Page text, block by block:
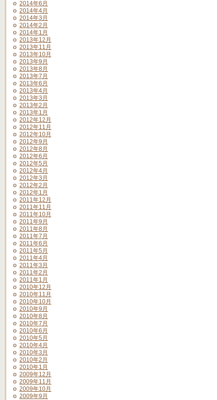
2014年6月
2014年4月
2014年3月
2014年2月
2014年1月
2013年12月
2013年11月
2013年10月
2013年9月
2013年8月
2013年7月
2013年6月
2013年4月
2013年3月
2013年2月
2013年1月
2012年12月
2012年11月
2012年10月
2012年9月
2012年8月
2012年6月
2012年5月
2012年4月
2012年3月
2012年2月
2012年1月
2011年12月
2011年11月
2011年10月
2011年9月
2011年8月
2011年7月
2011年6月
2011年5月
2011年4月
2011年3月
2011年2月
2011年1月
2010年12月
2010年11月
2010年10月
2010年9月
2010年8月
2010年7月
2010年6月
2010年5月
2010年4月
2010年3月
2010年2月
2010年1月
2009年12月
2009年11月
2009年10月
2009年9月